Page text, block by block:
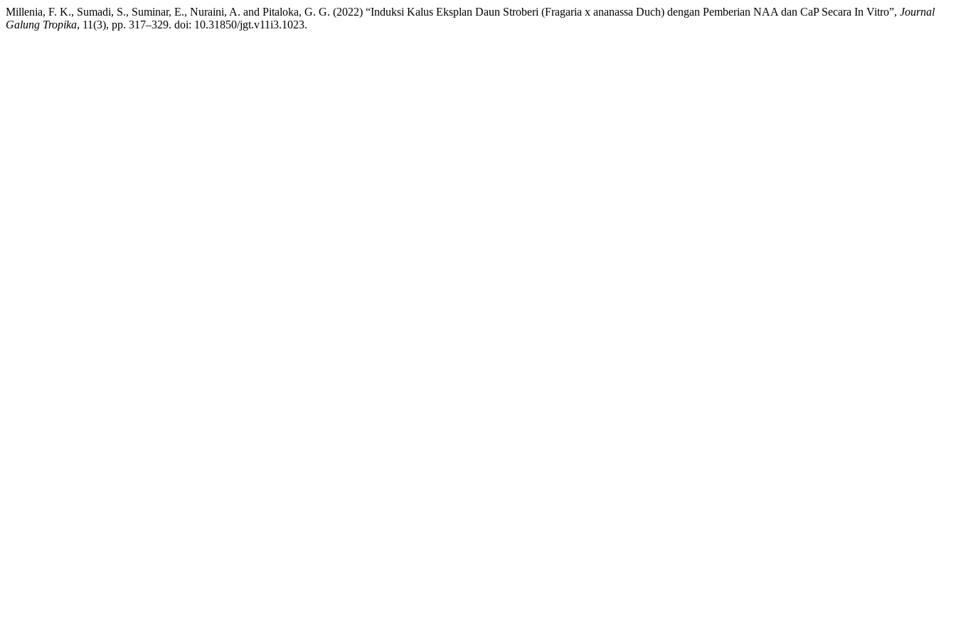
Millenia, F. K., Sumadi, S., Suminar, E., Nuraini, A. and Pitaloka, G. G. (2022) “Induksi Kalus Eksplan Daun Stroberi (Fragaria x ananassa Duch) dengan Pemberian NAA dan CaP Secara In Vitro”, Journal
Galung Tropika, 11(3), pp. 317–329. doi: 10.31850/jgt.v11i3.1023.